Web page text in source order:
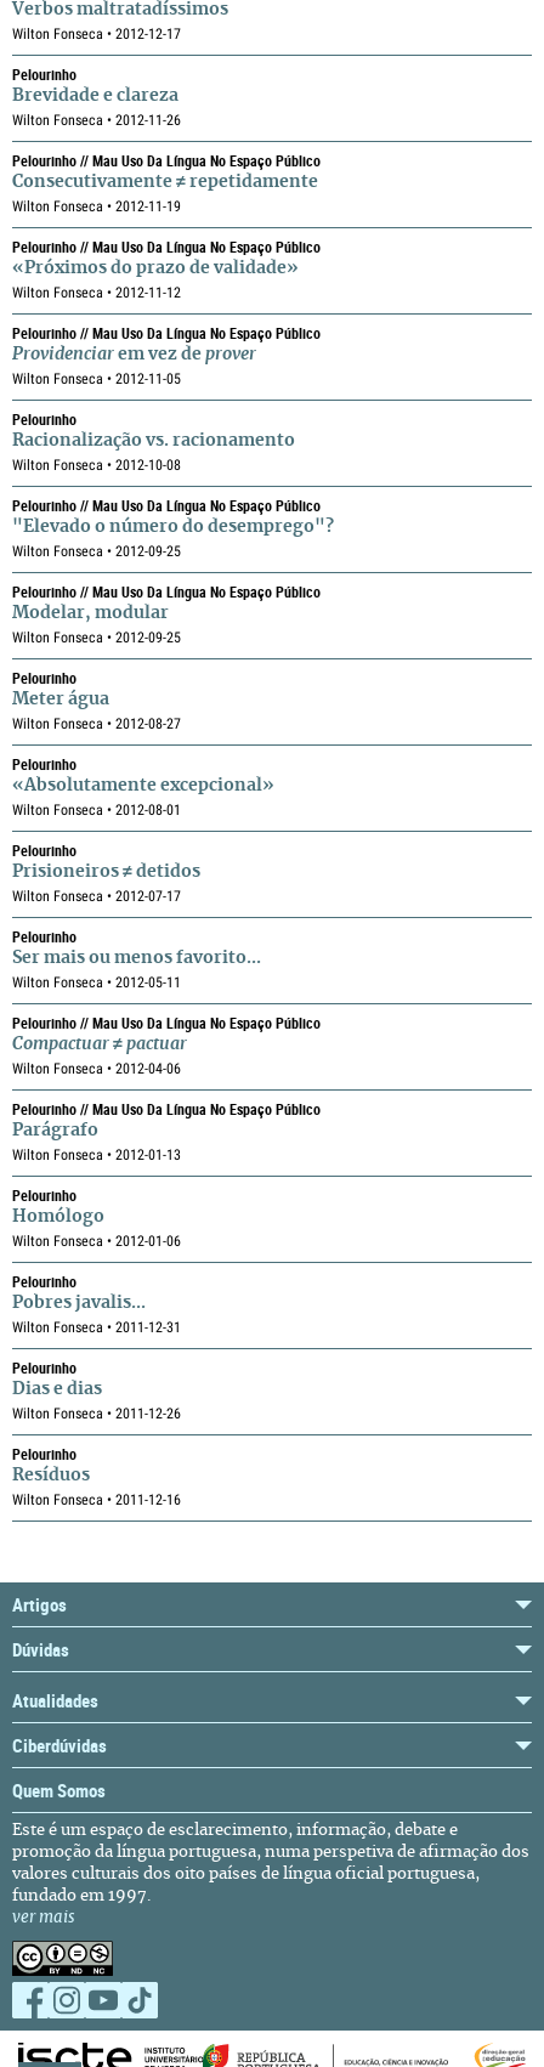
Verbos maltratadíssimos
Wilton Fonseca • 2012-12-17
Pelourinho
Brevidade e clareza
Wilton Fonseca • 2012-11-26
Pelourinho // Mau Uso Da Língua No Espaço Público
Consecutivamente ≠ repetidamente
Wilton Fonseca • 2012-11-19
Pelourinho // Mau Uso Da Língua No Espaço Público
«Próximos do prazo de validade»
Wilton Fonseca • 2012-11-12
Pelourinho // Mau Uso Da Língua No Espaço Público
Providenciar em vez de prover
Wilton Fonseca • 2012-11-05
Pelourinho
Racionalização vs. racionamento
Wilton Fonseca • 2012-10-08
Pelourinho // Mau Uso Da Língua No Espaço Público
"Elevado o número do desemprego"?
Wilton Fonseca • 2012-09-25
Pelourinho // Mau Uso Da Língua No Espaço Público
Modelar, modular
Wilton Fonseca • 2012-09-25
Pelourinho
Meter água
Wilton Fonseca • 2012-08-27
Pelourinho
«Absolutamente excepcional»
Wilton Fonseca • 2012-08-01
Pelourinho
Prisioneiros ≠ detidos
Wilton Fonseca • 2012-07-17
Pelourinho
Ser mais ou menos favorito...
Wilton Fonseca • 2012-05-11
Pelourinho // Mau Uso Da Língua No Espaço Público
Compactuar ≠ pactuar
Wilton Fonseca • 2012-04-06
Pelourinho // Mau Uso Da Língua No Espaço Público
Parágrafo
Wilton Fonseca • 2012-01-13
Pelourinho
Homólogo
Wilton Fonseca • 2012-01-06
Pelourinho
Pobres javalis...
Wilton Fonseca • 2011-12-31
Pelourinho
Dias e dias
Wilton Fonseca • 2011-12-26
Pelourinho
Resíduos
Wilton Fonseca • 2011-12-16
Artigos
Dúvidas
Atualidades
Ciberdúvidas
Quem Somos
Este é um espaço de esclarecimento, informação, debate e
promoção da língua portuguesa, numa perspetiva de afirmação dos
valores culturais dos oito países de língua oficial portuguesa,
fundado em 1997.
ver mais